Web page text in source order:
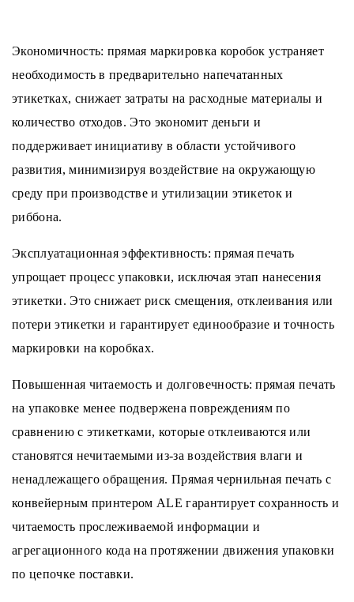
Экономичность: прямая маркировка коробок устраняет
необходимость в предварительно напечатанных
этикетках, снижает затраты на расходные материалы и
количество отходов. Это экономит деньги и
поддерживает инициативу в области устойчивого
развития, минимизируя воздействие на окружающую
среду при производстве и утилизации этикеток и
риббона.
Эксплуатационная эффективность: прямая печать
упрощает процесс упаковки, исключая этап нанесения
этикетки. Это снижает риск смещения, отклеивания или
потери этикетки и гарантирует единообразие и точность
маркировки на коробках.
Повышенная читаемость и долговечность: прямая печать
на упаковке менее подвержена повреждениям по
сравнению с этикетками, которые отклеиваются или
становятся нечитаемыми из-за воздействия влаги и
ненадлежащего обращения. Прямая чернильная печать с
конвейерным принтером ALE гарантирует сохранность и
читаемость прослеживаемой информации и
агрегационного кода на протяжении движения упаковки
по цепочке поставки.